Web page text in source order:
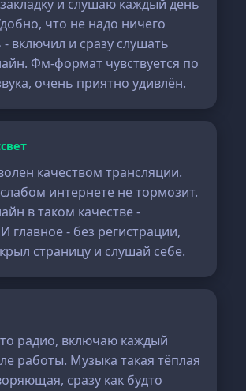
и слушаю каждый день
что не надо ничего
- включил и сразу слушать
Фм-формат чувствуется по
очень приятно удивлён.
качеством трансляции.
интернете не тормозит.
в таком качестве -
главное - без регистрации,
страницу и слушай себе.
радио, включаю каждый
работы. Музыка такая тёплая
сразу как будто